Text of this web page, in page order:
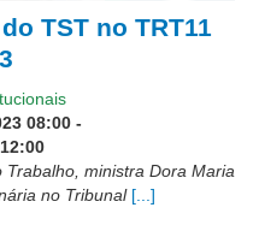
de Prazos
TST no TRT11
08:00 -
12:00
ministra Dora Maria
no Tribunal [...]